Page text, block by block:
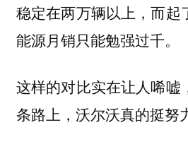
稳定在两万辆以上，而起
能源月销只能勉强过千。
这样的对比实在让人唏嘘
条路上，沃尔沃真的挺努